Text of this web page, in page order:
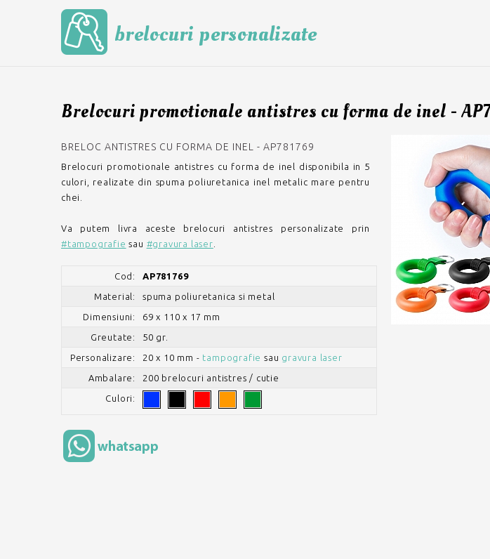
brelocuri personalizate
Brelocuri promotionale antistres cu forma de inel -
BRELOC ANTISTRES CU FORMA DE INEL - AP781769
Brelocuri promotionale antistres cu forma de inel disponibila in 5
culori, realizate din spuma poliuretanica inel metalic mare pentru
chei.
Va putem livra aceste brelocuri antistres personalizate prin
#tampografie sau #gravura laser
Cod: AP781769
Material: spuma poliuretanica si metal
Dimensiuni: 69 x 110 x 17 mm
Greutate: 50 gr.
Personalizare: 20 x 10 mm - tampografie sau gravura laser
Ambalare: 200 brelocuri antistres / cutie
Culori: